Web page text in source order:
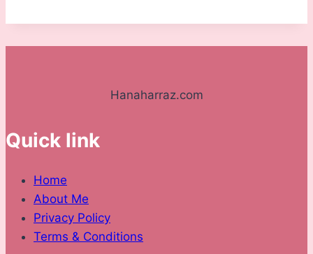
Hanaharraz.com
Quick link
Home
About Me
Privacy Policy
Terms & Conditions